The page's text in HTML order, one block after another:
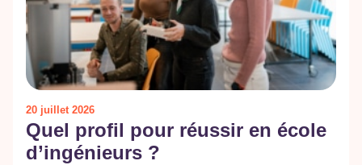
20 juillet 2026
Quel profil pour réussir en école
d’ingénieurs ?